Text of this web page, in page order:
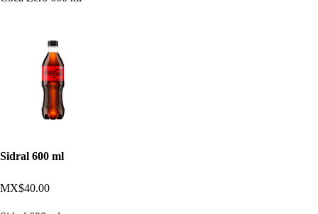
Sidral 600 ml
MX$40.00